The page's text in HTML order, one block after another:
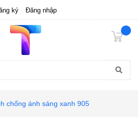
ký Đăng nhập
chống ánh sáng xanh 905